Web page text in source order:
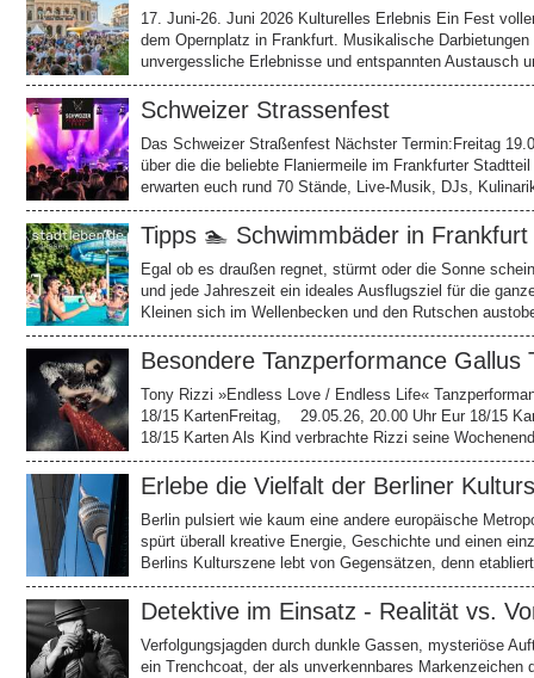
17. Juni-26. Juni 2026 Kulturelles Erlebnis Ein Fest
dem Opernplatz in Frankfurt. Musikalische
unvergessliche Erlebnisse und entspannten Austausch
Schweizer Strassenfest
Das Schweizer Straßenfest Nächster Termin:Freitag
über die die beliebte Flaniermeile im Frankfurter
erwarten euch rund 70 Stände, Live-Musik, DJs,
Tipps 🏊 Schwimmbäder in Frankfurt
Egal ob es draußen regnet, stürmt oder die Sonne
und jede Jahreszeit ein ideales Ausflugsziel für die
Kleinen sich im Wellenbecken und den Rutschen
Besondere Tanzperformance Gallus
Tony Rizzi »Endless Love / Endless Life«
18/15 KartenFreitag, 29.05.26, 20.00 Uhr Eur 18/15
18/15 Karten Als Kind verbrachte Rizzi seine
Erlebe die Vielfalt der Berliner
Berlin pulsiert wie kaum eine andere europäische
spürt überall kreative Energie, Geschichte und einen
Berlins Kulturszene lebt von Gegensätzen, denn
Detektive im Einsatz - Realität vs.
Verfolgungsjagden durch dunkle Gassen, mysteriöse
ein Trenchcoat, der als unverkennbares